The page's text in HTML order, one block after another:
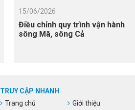
15/06/2026
Điều chỉnh quy trình vận hành
sông Mã, sông Cả
TRUY CẬP NHANH
Trang chủ
Giới thiệu